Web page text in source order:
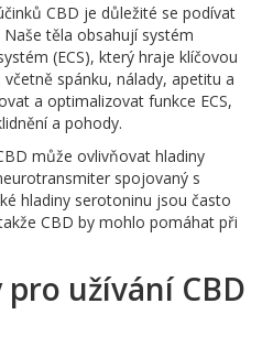
CBD je důležité se podívat
těla obsahují systém
(ECS), který hraje klíčovou
spánku, nálady, apetitu a
a optimalizovat funkce ECS,
a pohody.
může ovlivňovat hladiny
spojovaný s
hladiny serotoninu jsou často
CBD by mohlo pomáhat při
užívání CBD